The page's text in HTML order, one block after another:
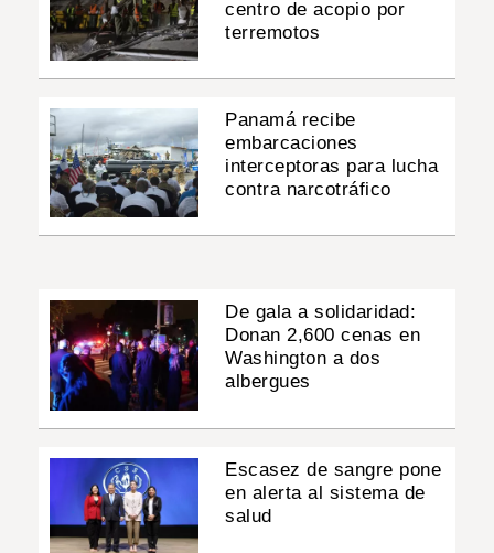
centro de acopio por
terremotos
Panamá recibe
embarcaciones
interceptoras para lucha
contra narcotráfico
De gala a solidaridad:
Donan 2,600 cenas en
Washington a dos
albergues
Escasez de sangre pone
en alerta al sistema de
salud